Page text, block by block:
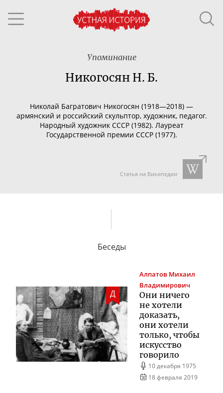
Упоминание
Никогосян Н. Б.
Николай Багратович Никогосян (1918—2018) —
армянский и российский скульптор, художник, педагог.
Народный художник СССР (1982). Лауреат
Государственной премии СССР (1977).
Статья на Википедии
Беседы
Д
Алпатов Михаил
Владимирович
Они ничего
не хотели
доказать,
они хотели
только, чтобы
искусство
говорило
10 декабря 1975
18 февраля 2019